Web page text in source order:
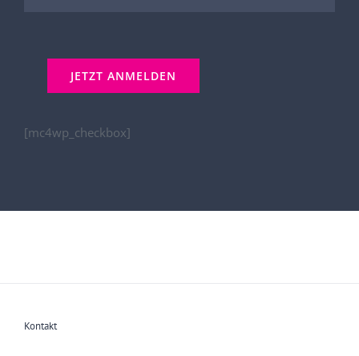
[mc4wp_checkbox]
Kontakt